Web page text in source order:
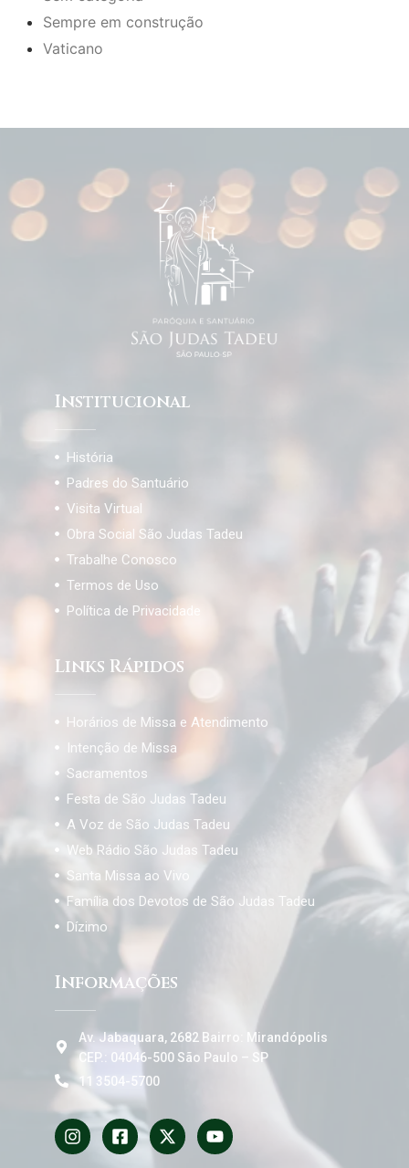
Sempre em construção
Vaticano
Institucional
História
Padres do Santuário
Visita Virtual
Obra Social São Judas Tadeu
Trabalhe Conosco
Termos de Uso
Política de Privacidade
Links Rápidos
Horários de Missa e Atendimento
Intenção de Missa
Sacramentos
Festa de São Judas Tadeu
A Voz de São Judas Tadeu
Web Rádio São Judas Tadeu
Santa Missa ao Vivo
Família dos Devotos de São Judas Tadeu
Dízimo
Informações
Av. Jabaquara, 2682 Bairro: Mirandópolis
CEP.: 04046-500 São Paulo – SP
11 3504-5700